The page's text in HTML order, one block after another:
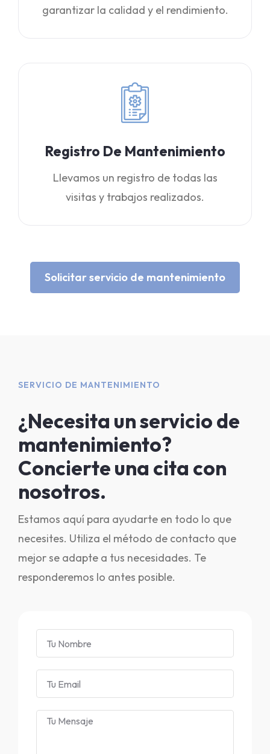
garantizar la calidad y el rendimiento.
Registro De Mantenimiento
Llevamos un registro de todas las
visitas y trabajos realizados.
Solicitar servicio de mantenimiento
SERVICIO DE MANTENIMIENTO
¿Necesita un servicio de
mantenimiento?
Concierte una cita con
nosotros.
Estamos aquí para ayudarte en todo lo que
necesites. Utiliza el método de contacto que
mejor se adapte a tus necesidades. Te
responderemos lo antes posible.